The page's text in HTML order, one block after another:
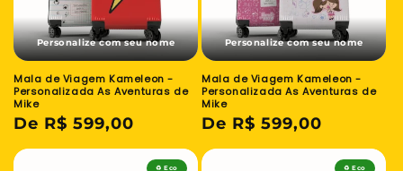
Personalize com seu nome
Mala de Viagem Kameleon -
Personalizada As Aventuras de
Mike
Preço
De R$ 599,00
Personalize com seu nome
Mala de Viagem Kameleon -
Personalizada As Aventuras de
Mike
Preço
De R$ 599,00
♻️ Eco ♻️ Eco